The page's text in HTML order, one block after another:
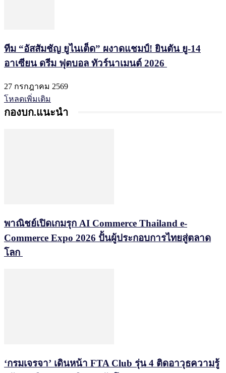
ทีม “อัสสัมชัญ ยูไนเต็ด” ผงาดแชมป์! ยินตัน ยู-14
อาเซียน ดรีม ฟุตบอล ทัวร์นาเมนต์ 2026
27 กรกฎาคม 2569
โหลดเพิ่มเติม
กองบก.แนะนำ
พาณิชย์เปิดเกมรุก AI Commerce Thailand e-
Commerce Expo 2026 ปั้นผู้ประกอบการไทยสู่ตลาด
โลก
‘กรมเจรจา’ เดินหน้า FTA Club รุ่น 4 ติดอาวุธความรู้